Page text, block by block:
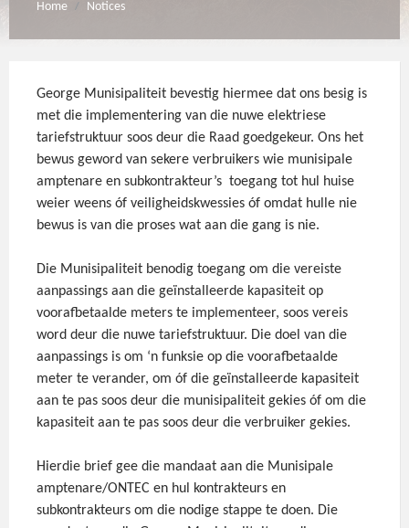
Home / Notices
George Munisipaliteit bevestig hiermee dat ons besig is
met die implementering van die nuwe elektriese
tariefstruktuur soos deur die Raad goedgekeur. Ons het
bewus geword van sekere verbruikers wie munisipale
amptenare en subkontrakteur’s toegang tot hul huise
weier weens óf veiligheidskwessies óf omdat hulle nie
bewus is van die proses wat aan die gang is nie.
Die Munisipaliteit benodig toegang om die vereiste
aanpassings aan die geïnstalleerde kapasiteit op
voorafbetaalde meters te implementeer, soos vereis
word deur die nuwe tariefstruktuur. Die doel van die
aanpassings is om ‘n funksie op die voorafbetaalde
meter te verander, om óf die geïnstalleerde kapasiteit
aan te pas soos deur die munisipaliteit gekies óf om die
kapasiteit aan te pas soos deur die verbruiker gekies.
Hierdie brief gee die mandaat aan die Munisipale
amptenare/ONTEC en hul kontrakteurs en
subkontrakteurs om die nodige stappe te doen. Die